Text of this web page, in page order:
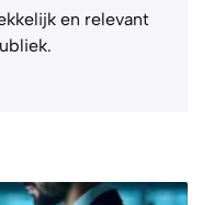
en relevant